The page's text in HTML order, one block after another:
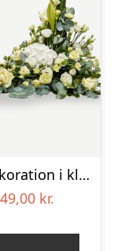
Båredekoration i klassisk stil – creme
kr.